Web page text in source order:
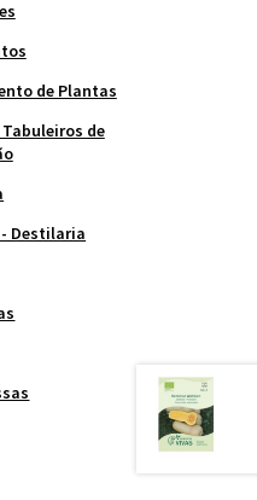
de Plantas
Tabuleiros de
Destilaria